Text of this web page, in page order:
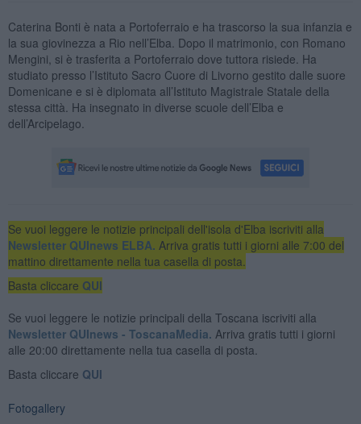
Caterina Bonti è nata a Portoferraio e ha trascorso la sua infanzia e
la sua giovinezza a Rio nell’Elba. Dopo il matrimonio, con Romano
Mengini, si è trasferita a Portoferraio dove tuttora risiede. Ha
studiato presso l’Istituto Sacro Cuore di Livorno gestito dalle suore
Domenicane e si è diplomata all’Istituto Magistrale Statale della
stessa città. Ha insegnato in diverse scuole dell’Elba e
dell’Arcipelago.
Se vuoi leggere le notizie principali dell'isola d'Elba iscriviti alla
Newsletter QUInews ELBA. Arriva gratis tutti i giorni alle 7:00 del
mattino direttamente nella tua casella di posta.
Basta cliccare QUI
Se vuoi leggere le notizie principali della Toscana iscriviti alla
Newsletter QUInews - ToscanaMedia. Arriva gratis tutti i giorni
alle 20:00 direttamente nella tua casella di posta.
Basta cliccare QUI
Fotogallery